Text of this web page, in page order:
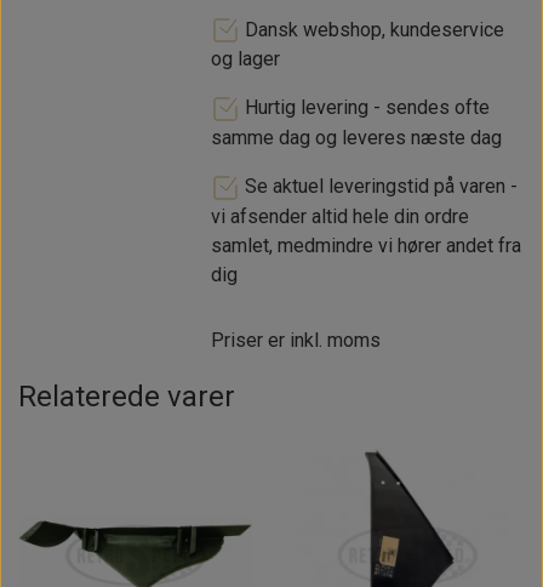
Dansk webshop, kundeservice
og lager
Hurtig levering - sendes ofte
samme dag og leveres næste dag
Se aktuel leveringstid på varen -
vi afsender altid hele din ordre
samlet, medmindre vi hører andet fra
dig
Priser er inkl. moms
Relaterede varer